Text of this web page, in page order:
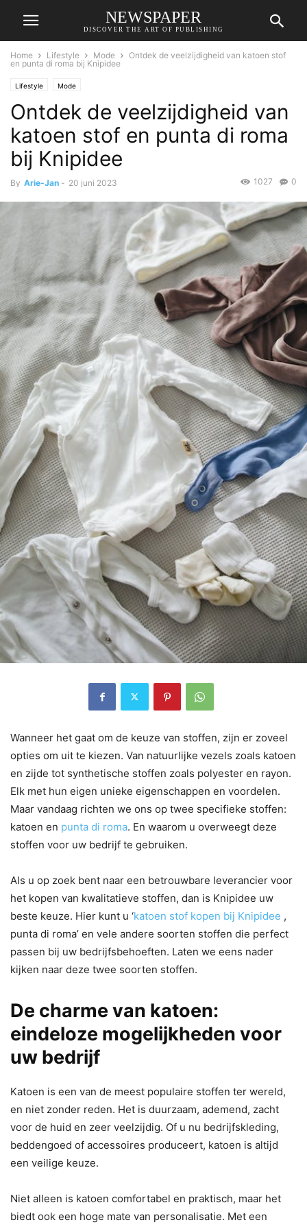
NEWSPAPER
DISCOVER THE ART OF PUBLISHING
Home Lifestyle Mode
Ontdek de veelzijdigheid van katoen stof
en punta di roma bij Knipidee
Lifestyle Mode
Ontdek de veelzijdigheid van
katoen stof en punta di roma
bij Knipidee
By Arie-Jan - 20 juni 2023 0
1027
Wanneer het gaat om de keuze van stoffen, zijn er zoveel
opties om uit te kiezen. Van natuurlijke vezels zoals katoen
en zijde tot synthetische stoffen zoals polyester en rayon.
Elk met hun eigen unieke eigenschappen en voordelen.
Maar vandaag richten we ons op twee specifieke stoffen:
katoen en punta di roma. En waarom u overweegt deze
stoffen voor uw bedrijf te gebruiken.
Als u op zoek bent naar een betrouwbare leverancier voor
het kopen van kwalitatieve stoffen, dan is Knipidee uw
beste keuze. Hier kunt u ‘katoen stof kopen bij Knipidee ,
punta di roma’ en vele andere soorten stoffen die perfect
passen bij uw bedrijfsbehoeften. Laten we eens nader
kijken naar deze twee soorten stoffen.
De charme van katoen:
eindeloze mogelijkheden voor
uw bedrijf
Katoen is een van de meest populaire stoffen ter wereld,
en niet zonder reden. Het is duurzaam, ademend, zacht
voor de huid en zeer veelzijdig. Of u nu bedrijfskleding,
beddengoed of accessoires produceert, katoen is altijd
een veilige keuze.
Niet alleen is katoen comfortabel en praktisch, maar het
biedt ook een hoge mate van personalisatie. Met een